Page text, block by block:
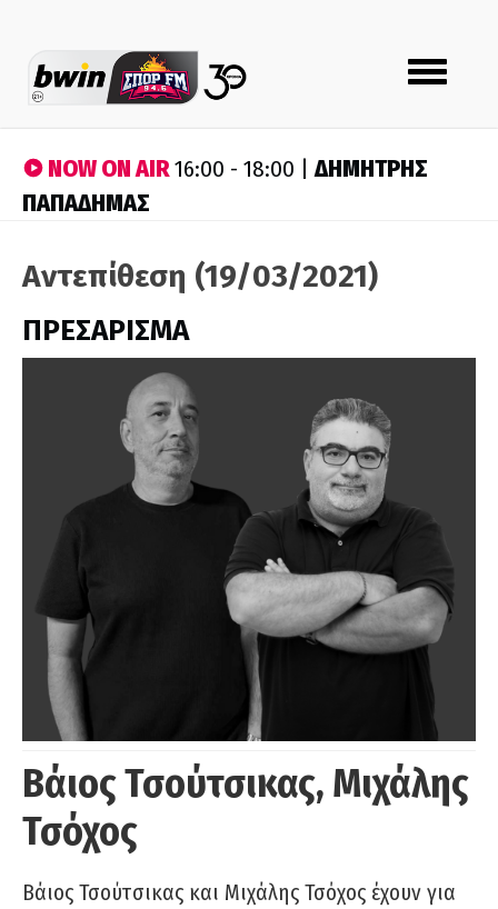
Toggle
navigation
NOW ON AIR16:00 - 18:00 |ΔΗΜΗΤΡΗΣ
ΠΑΠΑΔΗΜΑΣ
Αντεπίθεση (19/03/2021)
ΠΡΕΣΑΡΙΣΜΑ
Βάιος Τσούτσικας, Μιχάλης
Τσόχος
Βάιος Τσούτσικας και Μιχάλης Τσόχος έχουν για